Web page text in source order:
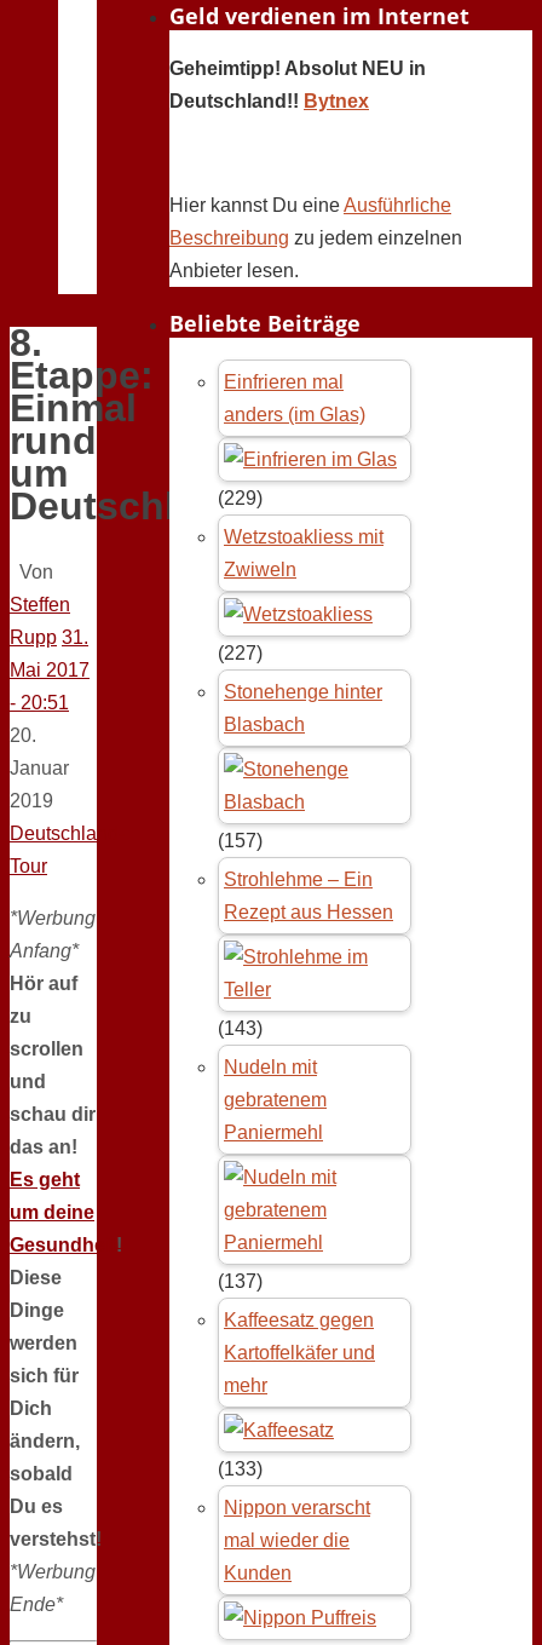
8.
Etappe:
Einmal
rund
um
Deutschland
Von
Steffen
Rupp 31.
Mai 2017
- 20:51
20.
Januar
2019
Deutschland-
Tour
*Werbung
Anfang*
Hör auf
zu
scrollen
und
schau dir
das an!
Es geht
um deine
Gesundheit !
Diese
Dinge
werden
sich für
Dich
ändern,
sobald
Du es
verstehst!
*Werbung
Ende*
Geld verdienen im Internet
Geheimtipp! Absolut NEU in
Deutschland!! Bytnex
Hier kannst Du eineAusführliche
Beschreibung zu jedem einzelnen
Anbieter lesen.
Beliebte Beiträge
Einfrieren mal
anders (im Glas)
(229)
Wetzstoakliess mit
Zwiweln
(227)
Stonehenge hinter
Blasbach
(157)
Strohlehme – Ein
Rezept aus Hessen
(143)
Nudeln mit
gebratenem
Paniermehl
(137)
Kaffeesatz gegen
Kartoffelkäfer und
mehr
(133)
Nippon verarscht
mal wieder die
Kunden